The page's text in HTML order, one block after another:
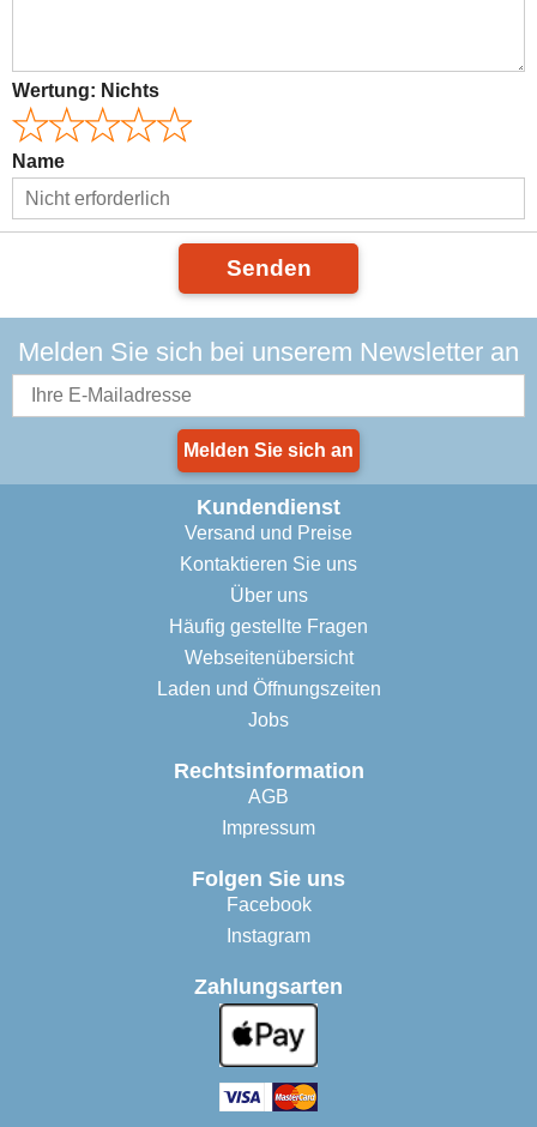
Wertung: Nichts
Name
Senden
Melden Sie sich bei unserem Newsletter an
Melden Sie sich an
Kundendienst
Versand und Preise
Kontaktieren Sie uns
Über uns
Häufig gestellte Fragen
Webseitenübersicht
Laden und Öffnungszeiten
Jobs
Rechtsinformation
AGB
Impressum
Folgen Sie uns
Facebook
Instagram
Zahlungsarten